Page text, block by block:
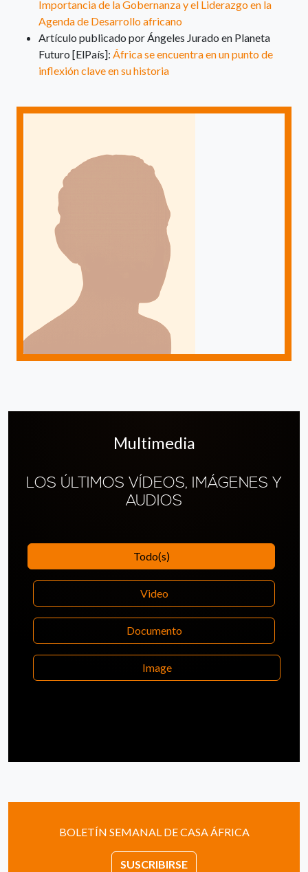
Importancia de la Gobernanza y el Liderazgo en la
Agenda de Desarrollo africano
Artículo publicado por Ángeles Jurado en Planeta
Futuro [ElPaís]: África se encuentra en un punto de
inflexión clave en su historia
Multimedia
LOS ÚLTIMOS VÍDEOS, IMÁGENES Y
AUDIOS
Todo(s)
Video
Documento
Image
BOLETÍN SEMANAL DE CASA ÁFRICA
SUSCRIBIRSE